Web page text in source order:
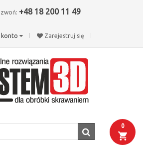
+48 18 200 11 49
Zarejestruj się
konto
0